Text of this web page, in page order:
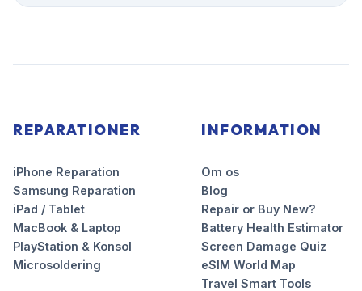
REPARATIONER
iPhone Reparation
Samsung Reparation
iPad / Tablet
MacBook & Laptop
PlayStation & Konsol
Microsoldering
INFORMATION
Om os
Blog
Repair or Buy New?
Battery Health Estimator
Screen Damage Quiz
eSIM World Map
Travel Smart Tools